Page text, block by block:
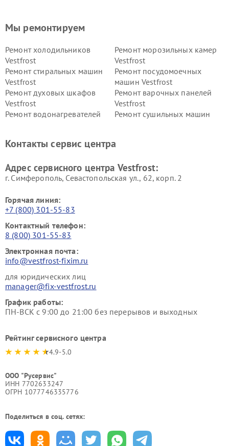
Мы ремонтируем
Ремонт холодильников
Vestfrost
Ремонт морозильных камер
Vestfrost
Ремонт стиральных машин
Vestfrost
Ремонт посудомоечных
машин Vestfrost
Ремонт духовых шкафов
Vestfrost
Ремонт варочных панелей
Vestfrost
Ремонт водонагревателей
Ремонт сушильных машин
Vestfrost
Контакты сервис центра
Адрес сервисного центра Vestfrost:
г. Симферополь, Севастопольская ул., 62, корп. 2
Горячая линия:
+7 (800) 301-55-83
Контактный телефон:
8 (800) 301-55-83
Электронная почта:
info@vestfrost-fixim.ru
для юридических лиц
manager@fix-vestfrost.ru
График работы:
ПН-ВСК с 9:00 до 21:00 без перерывов и выходных
Рейтинг сервисного центра
4.9-5.0
ООО "Русервис"
ИНН 7702633247
ОГРН 1077746335776
Поделиться в соц. сетях: